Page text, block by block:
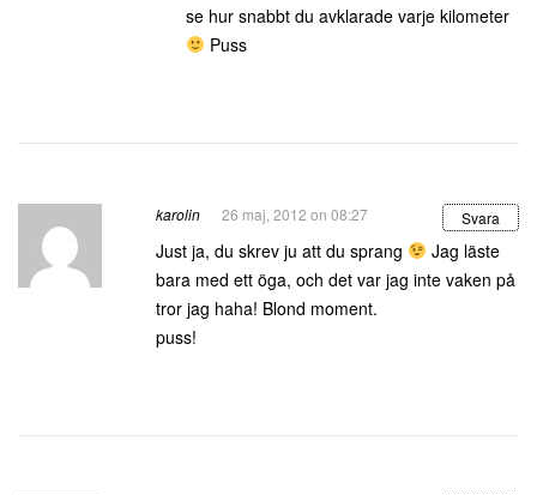
se hur snabbt du avklarade varje kilometer
Puss
karolin 26 maj, 2012 on 08:27 Svara
Just ja, du skrev ju att du sprang
Jag läste
bara med ett öga, och det var jag inte vaken på
tror jag haha! Blond moment.
puss!